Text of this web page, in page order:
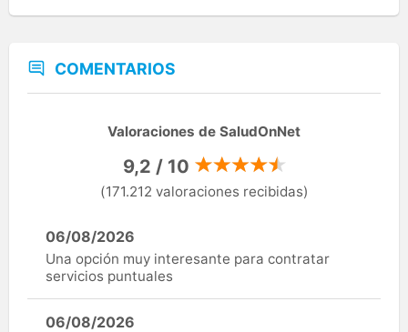
COMENTARIOS
Valoraciones de SaludOnNet
9,2 / 10
(171.212 valoraciones recibidas)
06/08/2026
Una opción muy interesante para contratar
servicios puntuales
06/08/2026